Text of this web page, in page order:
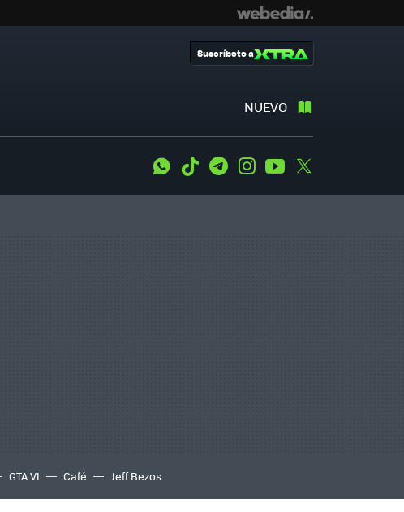
NUEVO
Suscríbete a
WhatsApp
Tiktok TelegramInstagramYoutube
GTA VI Café Jeff Bezos